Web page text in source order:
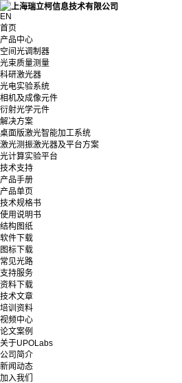
EN
首页
产品中心
空间光调制器
光束质量测量
科研激光器
光电实验系统
相机及成像元件
衍射光学元件
解决方案
桌面版激光智能加工系统
激光测振激光器及平台方案
光计算实验平台
技术支持
产品手册
产品单页
技术规格书
使用说明书
结构图纸
软件下载
图标下载
常见光路
支持服务
资料下载
技术文章
培训资料
视频中心
论文案例
关于UPOLabs
公司简介
新闻动态
加入我们